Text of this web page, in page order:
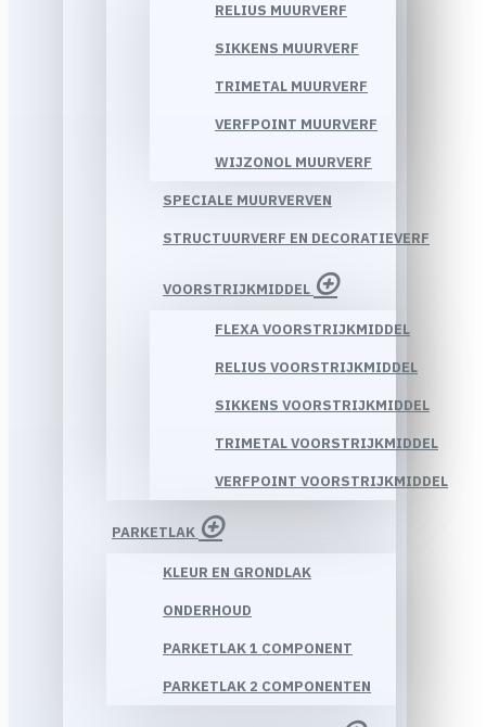
RELIUS MUURVERF
SIKKENS MUURVERF
TRIMETAL MUURVERF
VERFPOINT MUURVERF
WIJZONOL MUURVERF
SPECIALE MUURVERVEN
STRUCTUURVERF EN DECORATIEVERF
VOORSTRIJKMIDDEL
FLEXA VOORSTRIJKMIDDEL
RELIUS VOORSTRIJKMIDDEL
SIKKENS VOORSTRIJKMIDDEL
TRIMETAL VOORSTRIJKMIDDEL
VERFPOINT VOORSTRIJKMIDDEL
PARKETLAK
KLEUR EN GRONDLAK
ONDERHOUD
PARKETLAK 1 COMPONENT
PARKETLAK 2 COMPONENTEN